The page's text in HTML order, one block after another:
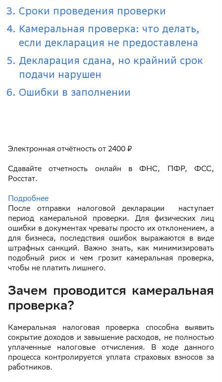
Сроки проведения проверки
Камеральная проверка: что делать,
если декларация не предоставлена
Декларация сдана, но крайний срок
подачи нарушен
Ошибки в заполнении
Электронная отчётность от 2400 ₽
Сдавайте отчетность онлайн в ФНС, ПФР, ФСС,
Росстат.
Подробнее
После отправки налоговой декларации наступает
период камеральной проверки. Для физических лиц
ошибки в документах чреваты просто их отклонением, а
для бизнеса, последствия ошибок выражаются в виде
штрафных санкций. Важно знать, как минимизировать
подобный риск и чем грозит камеральная проверка,
чтобы не платить лишнего.
Зачем проводится камеральная
проверка?
Камеральная налоговая проверка способна выявить
сокрытие доходов и завышение расходов, не полностью
уплаченные налоговые отчисления. В ходе данного
процесса контролируется уплата страховых взносов за
работников.